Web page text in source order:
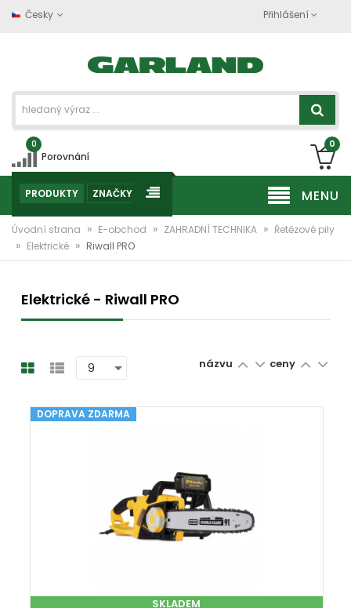
Česky Přihlášení
0
Porovnání
0
MENU
PRODUKTY ZNAČKY
Úvodní strana » E-obchod » ZAHRADNÍ TECHNIKA » Řetězové pily
» Elektrické » Riwall PRO
Elektrické - Riwall PRO
názvu ceny
DOPRAVA ZDARMA
SKLADEM